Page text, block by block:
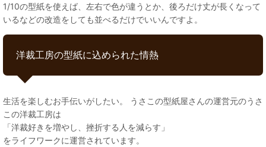
1/10の型紙を使えば、左右で色が違うとか、後ろだけ丈が長くなって
いるなどの改造をしても並べるだけでいいんですよ。
洋裁工房の型紙に込められた情熱
生活を楽しむお手伝いがしたい。 うさこの型紙屋さんの運営元のうさ
この洋裁工房は
「洋裁好きを増やし、挫折する人を減らす」
をライフワークに運営されています。